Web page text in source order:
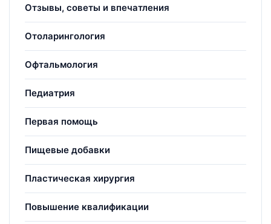
Отзывы, советы и впечатления
Отоларингология
Офтальмология
Педиатрия
Первая помощь
Пищевые добавки
Пластическая хирургия
Повышение квалификации